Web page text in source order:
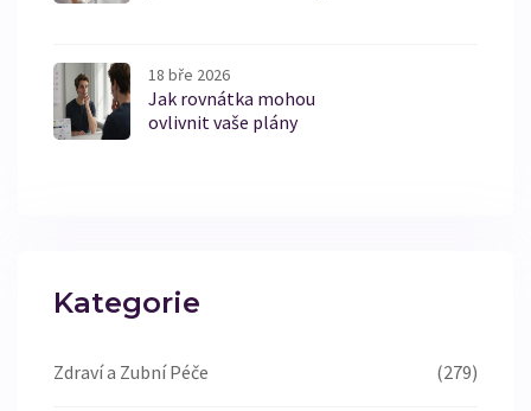
18 bře 2026
Jak rovnátka mohou
ovlivnit vaše plány
Kategorie
Zdraví a Zubní Péče (279)